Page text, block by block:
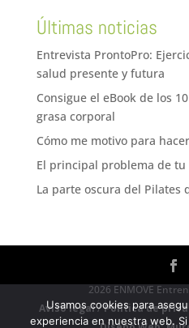
Últimas noticias
Entrevista ProntoPro:
salud presente y futura
Consigue el eBook de los
grasa corporal
Cómo me motivo para
El principal problema de tu
La parte oscura del Pilates
2026 ENMOVE
Aviso legal/Política de
Usamos cookies para
experiencia en nuestra web.